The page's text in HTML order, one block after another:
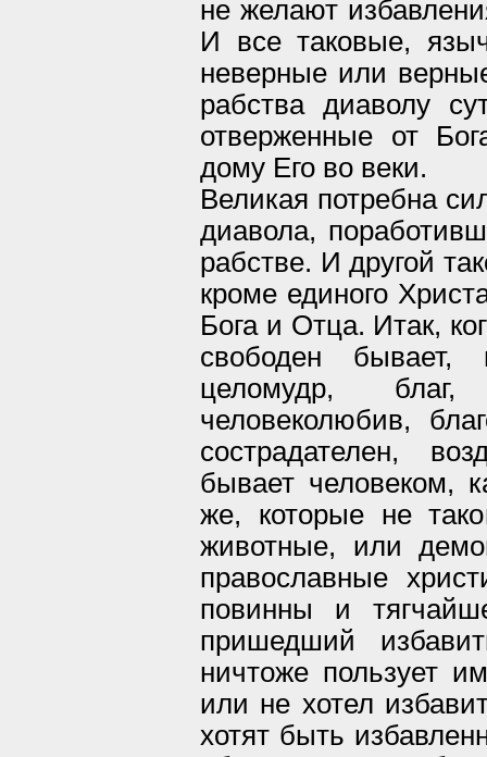
не желают
И все таковые,
неверные или
рабства диаволу
отверженные от
дому Его во веки.
Великая потребна
диавола,
рабстве. И другой
кроме единого
Бога и Отца. Итак,
свободен
целомудр, благ,
человеколюбив,
сострадателен,
бывает человеком,
же, которые не
животные, или
православные
повинны и
пришедший
ничтоже пользует
или не хотел
хотят быть